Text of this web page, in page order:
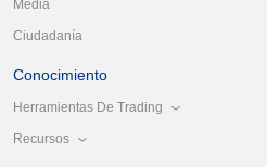
Media
Ciudadanía
Conocimiento
Herramientas De Trading
Recursos